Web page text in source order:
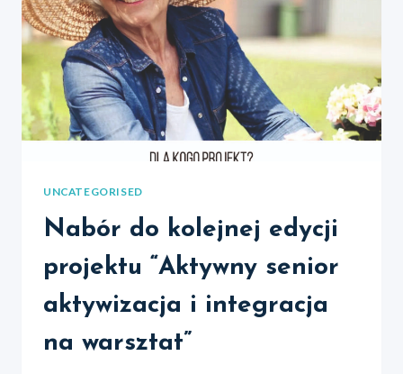
UNCATEGORISED
Nabór do kolejnej edycji
projektu “Aktywny senior
aktywizacja i integracja
na warsztat”